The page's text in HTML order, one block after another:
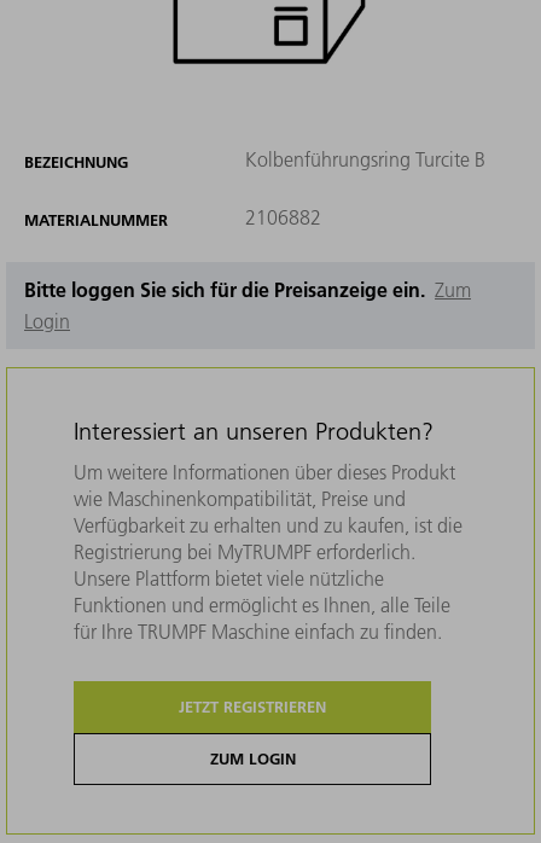
BEZEICHNUNG Kolbenführungsring Turcite B
MATERIALNUMMER 2106882
Bitte loggen Sie sich für die Preisanzeige ein. Zum
Login
Interessiert an unseren Produkten?
Um weitere Informationen über dieses Produkt
wie Maschinenkompatibilität, Preise und
Verfügbarkeit zu erhalten und zu kaufen, ist die
Registrierung bei MyTRUMPF erforderlich.
Unsere Plattform bietet viele nützliche
Funktionen und ermöglicht es Ihnen, alle Teile
für Ihre TRUMPF Maschine einfach zu finden.
JETZT REGISTRIEREN
ZUM LOGIN